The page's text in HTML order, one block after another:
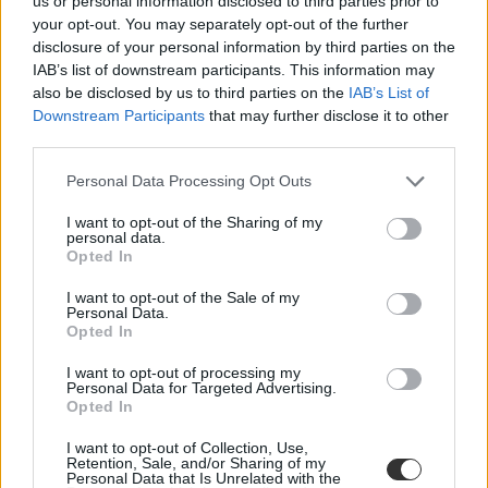
your opt-out. You may separately opt-out of the further
disclosure of your personal information by third parties on the
IAB’s list of downstream participants. This information may
also be disclosed by us to third parties on the IAB’s List of
Downstream Participants that may further disclose it to other
Personal Data Processing Opt Outs
I want to opt-out of the Sharing of my
personal data.
Opted In
I want to opt-out of the Sale of my
Personal Data.
Opted In
I want to opt-out of processing my
Personal Data for Targeted Advertising.
Opted In
I want to opt-out of Collection, Use,
Retention, Sale, and/or Sharing of my
Personal Data that Is Unrelated with the
Magyar-magyar szótár leendő egyetemistáknak: hét
kifejezés, amit már most érdemes megjegyeznetek
Szeptemberben kezditek az egyetemet? Akkor gólyaként több olyan
új szóval is fogtok találkozni, amit korábban még nem is hallottatok.
most érdemes megjegyeznetek.
Felsőoktatás
Ezzel a szuper módszerrel hatékonyan tanulhattok a
vizsgákra
Sok a tanulnivalótok a ZH-k és a vizsgaidőszak miatt? Csak pár
technikát mutatunk, amivel rövidebb idő alatt több munkát
végezhettek el, és közben sikerélményeket is szerezhettek.